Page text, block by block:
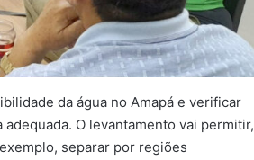
da água no Amapá e verificar
O levantamento vai permitir,
separar por regiões